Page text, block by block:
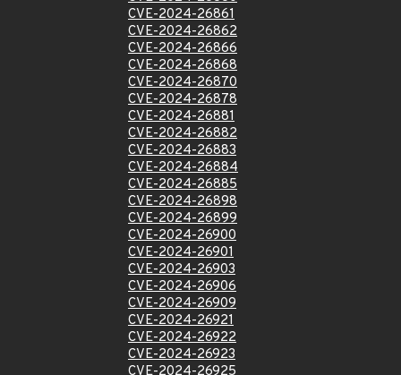
CVE-2024-26861
CVE-2024-26862
CVE-2024-26866
CVE-2024-26868
CVE-2024-26870
CVE-2024-26878
CVE-2024-26881
CVE-2024-26882
CVE-2024-26883
CVE-2024-26884
CVE-2024-26885
CVE-2024-26898
CVE-2024-26899
CVE-2024-26900
CVE-2024-26901
CVE-2024-26903
CVE-2024-26906
CVE-2024-26909
CVE-2024-26921
CVE-2024-26922
CVE-2024-26923